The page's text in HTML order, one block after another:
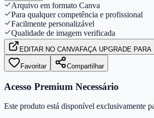
Arquivo em formato Canva
Para qualquer competência e profissional
Facilmente personalizável
Qualidade de imagem verificada
EDITAR NO CANVAFAÇA UPGRADE PARA
Favoritar Compartilhar
Acesso Premium Necessário
Este produto está disponível exclusivamente